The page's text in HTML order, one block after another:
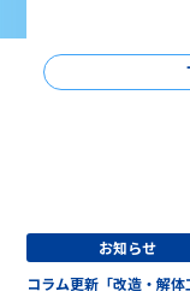
お知らせ
コラム更新「改造・解